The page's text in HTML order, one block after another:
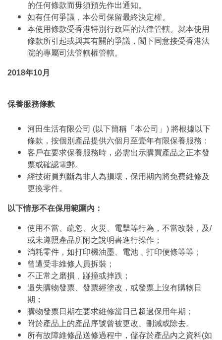
的任何條款而毋須預先作出通知。
如有任何爭議，本公司保留最終決定權。
本使用條款受香港特別行政區的法律管轄。就本使用
條款所引起或與其有關的爭議，閣下同意接受香港法
院的專屬司法管轄權管轄。
2018年10月
保養服務條款
河田生活有限公司 (以下簡稱「本公司」) 將根據以下
條款，按個別產品提供六個月至壹年有限保養服務：
客戶在要求保養服務時，必需出示購買產品之正本發
票或確認電郵。
經技術員判斷為非人為損壞，保用期內將免費維修及
更換零件。
以下情形不在保用範圍內：
使用不當、疏忽、火災、電擊等行為，不當改裝，及/
或未遵照產品所附之說明書進行操作；
消耗零件，如打印機油墨、電池﹑打印便條等等；
曾遭受非維修人員拆裝；
不正常之磨損﹑踫撞或摔跌；
遺失購物發票、發票經塗改，或發票上沒有購物日
期；
購物發票日期在要求維修當日己超過保用年期；
附於產品上的產品序號曾被更改、刪減或除去。
所有故障維修品送修過程中，儲存於產品內之資料(如